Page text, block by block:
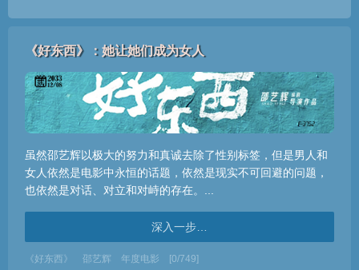
《好东西》：她让她们成为女人
虽然邵艺辉以极大的努力和真诚去除了性别标签，但是男人和
女人依然是电影中永恒的话题，依然是现实不可回避的问题，
也依然是对话、对立和对峙的存在。...
深入一步…
《好东西》 邵艺辉 年度电影 [0/749]